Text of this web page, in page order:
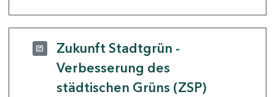
Zukunft Stadtgrün -
Verbesserung des
städtischen Grüns (ZSP)